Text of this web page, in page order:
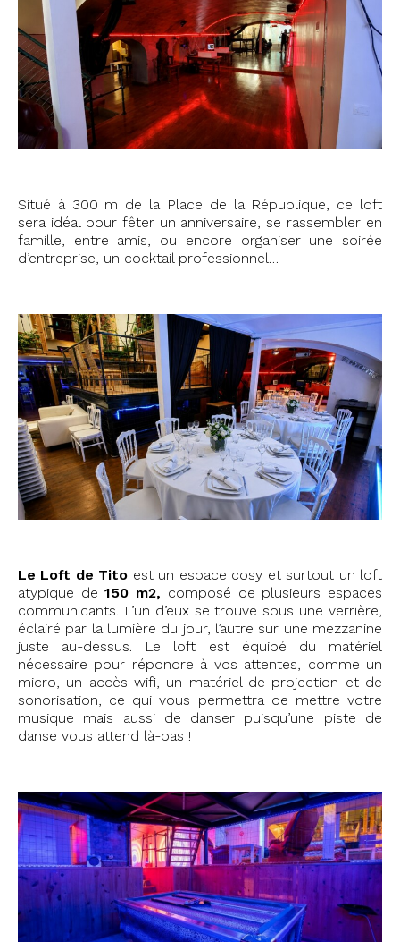
Situé à 300 m de la Place de la République, ce loft
sera idéal pour fêter un anniversaire, se rassembler en
famille, entre amis, ou encore organiser une soirée
d’entreprise, un cocktail professionnel…
Le Loft de Tito est un espace cosy et surtout un loft
atypique de150 m2, composé de plusieurs espaces
communicants. L’un d’eux se trouve sous une verrière,
éclairé par la lumière du jour, l’autre sur une mezzanine
juste au-dessus. Le loft est équipé du matériel
nécessaire pour répondre à vos attentes, comme un
micro, un accès wifi, un matériel de projection et de
sonorisation, ce qui vous permettra de mettre votre
musique mais aussi de danser puisqu’une piste de
danse vous attend là-bas !